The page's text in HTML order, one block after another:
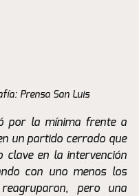
Prensa San Luis
por la mínima frente a
un partido cerrado que
clave en la intervención
con uno menos los
pero una